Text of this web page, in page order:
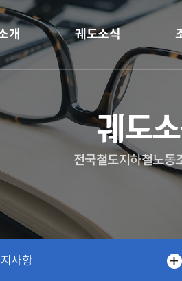
개 궤도소식
궤도
전국철도지하철노동
사항